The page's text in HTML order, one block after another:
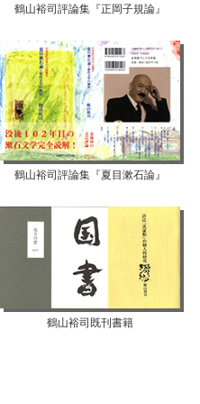
【07月12日...
鶴山裕司評論集『正岡子規論』
鶴山裕司評論集『夏目漱石論』
鶴山裕司既刊書籍